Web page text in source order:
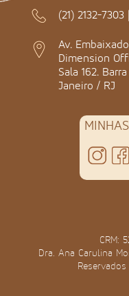
(21) 2132-7303 |
Av.
Dimension
Sala 162.
Janeiro / RJ
CRM:
Dra. Ana Carulina
Reservados